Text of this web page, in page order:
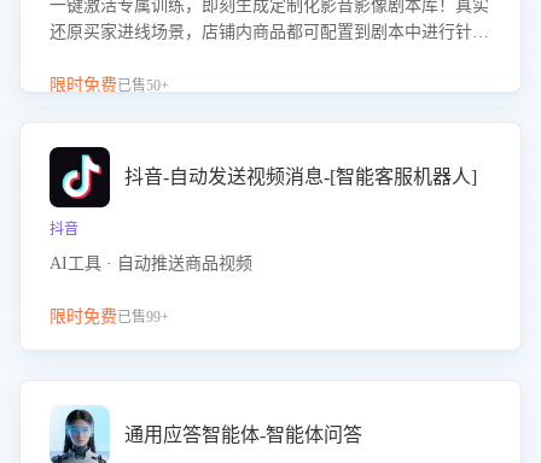
一键激活专属训练，即刻生成定制化影音影像剧本库！真实
还原买家进线场景，店铺内商品都可配置到剧本中进行针对
击 “立即开通”，快速获取影音影像类目剧本，一键开启客服
限时免费已售50+
抖音-自动发送视频消息-[智能客服机器人]
抖音
AI工具 · 自动推送商品视频
限时免费已售99+
通用应答智能体-智能体问答